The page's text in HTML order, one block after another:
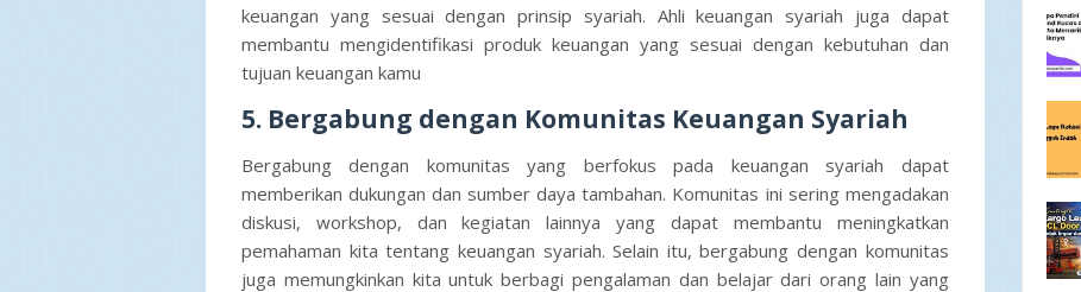
keuangan yang sesuai dengan prinsip syariah. Ahli keuangan syariah juga dapat
membantu mengidentifikasi produk keuangan yang sesuai dengan kebutuhan dan
tujuan keuangan kamu
5. Bergabung dengan Komunitas Keuangan Syariah
Bergabung dengan komunitas yang berfokus pada keuangan syariah dapat
memberikan dukungan dan sumber daya tambahan. Komunitas ini sering mengadakan
diskusi, workshop, dan kegiatan lainnya yang dapat membantu meningkatkan
pemahaman kita tentang keuangan syariah. Selain itu, bergabung dengan komunitas
juga memungkinkan kita untuk berbagi pengalaman dan belajar dari orang lain yang